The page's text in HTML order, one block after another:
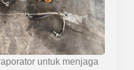
untuk menjaga